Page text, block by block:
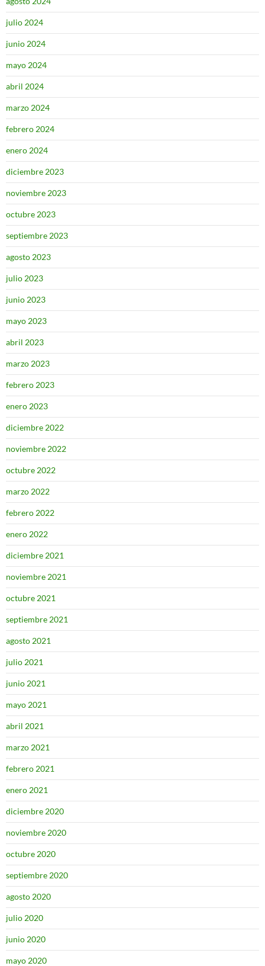
julio 2024
junio 2024
mayo 2024
abril 2024
marzo 2024
febrero 2024
enero 2024
diciembre 2023
noviembre 2023
octubre 2023
septiembre 2023
agosto 2023
julio 2023
junio 2023
mayo 2023
abril 2023
marzo 2023
febrero 2023
enero 2023
diciembre 2022
noviembre 2022
octubre 2022
marzo 2022
febrero 2022
enero 2022
diciembre 2021
noviembre 2021
octubre 2021
septiembre 2021
agosto 2021
julio 2021
junio 2021
mayo 2021
abril 2021
marzo 2021
febrero 2021
enero 2021
diciembre 2020
noviembre 2020
octubre 2020
septiembre 2020
agosto 2020
julio 2020
junio 2020
mayo 2020